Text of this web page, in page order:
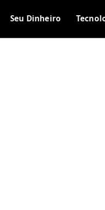
Seu Dinheiro